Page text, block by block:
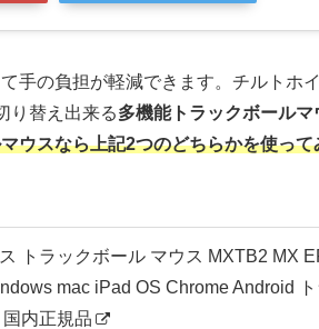
手の負担が軽減できます。チルトホ
り替え出来る多機能トラックボールマ
ウスなら上記2つのどちらかを使っ
トラックボール マウス MXTB2 MX
mac iPad OS Chrome Android
内正規品